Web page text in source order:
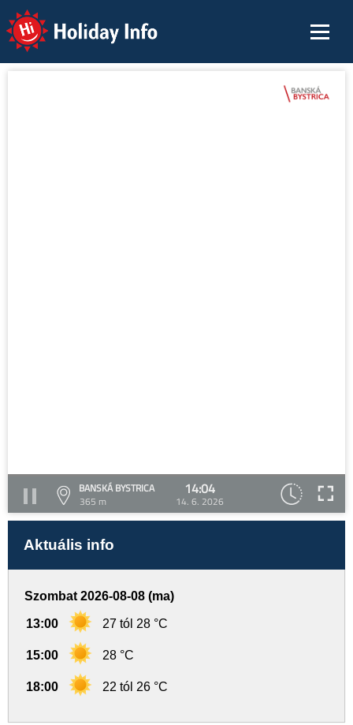
Holiday Info
BANSKÁ BYSTRICA
365 m
14:04
14. 6. 2026
Aktuális info
Szombat 2026-08-08 (ma)
13:00 27 tól 28 °C
15:00 28 °C
18:00 22 tól 26 °C